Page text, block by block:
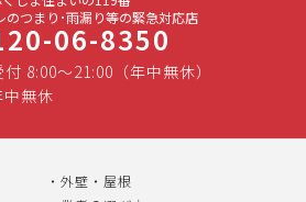
のつまり･雨漏り等の緊急対応店
06-8350
付 8:00～21:00（年中無休）
中無休
外壁・屋根